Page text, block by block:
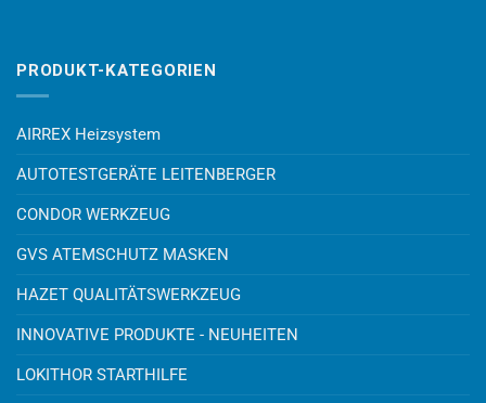
PRODUKT-KATEGORIEN
AIRREX Heizsystem
AUTOTESTGERÄTE LEITENBERGER
CONDOR WERKZEUG
GVS ATEMSCHUTZ MASKEN
HAZET QUALITÄTSWERKZEUG
INNOVATIVE PRODUKTE - NEUHEITEN
LOKITHOR STARTHILFE